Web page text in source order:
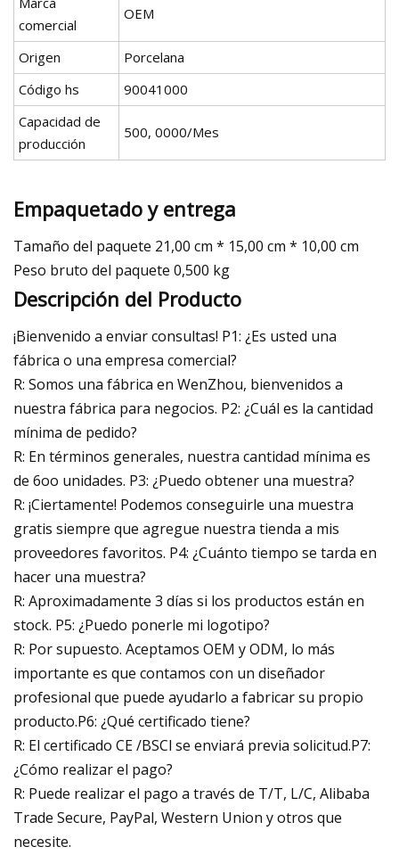
comercial
OEM
Origen
Porcelana
Código hs
90041000
Capacidad de
producción
500, 0000/Mes
Empaquetado y entrega
Tamaño del paquete 21,00 cm * 15,00 cm * 10,00 cm
Peso bruto del paquete 0,500 kg
Descripción del Producto
¡Bienvenido a enviar consultas! P1: ¿Es usted una
fábrica o una empresa comercial?
R: Somos una fábrica en WenZhou, bienvenidos a
nuestra fábrica para negocios. P2: ¿Cuál es la cantidad
mínima de pedido?
R: En términos generales, nuestra cantidad mínima es
de 6oo unidades. P3: ¿Puedo obtener una muestra?
R: ¡Ciertamente! Podemos conseguirle una muestra
gratis siempre que agregue nuestra tienda a mis
proveedores favoritos. P4: ¿Cuánto tiempo se tarda en
hacer una muestra?
R: Aproximadamente 3 días si los productos están en
stock. P5: ¿Puedo ponerle mi logotipo?
R: Por supuesto. Aceptamos OEM y ODM, lo más
importante es que contamos con un diseñador
profesional que puede ayudarlo a fabricar su propio
producto.P6: ¿Qué certificado tiene?
R: El certificado CE /BSCl se enviará previa solicitud.P7:
¿Cómo realizar el pago?
R: Puede realizar el pago a través de T/T, L/C, Alibaba
Trade Secure, PayPal, Western Union y otros que
necesite.